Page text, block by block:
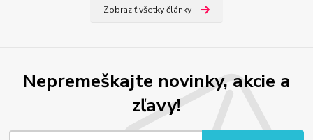
Zobraziť všetky články
Nepremeškajte novinky, akcie a
zľavy!